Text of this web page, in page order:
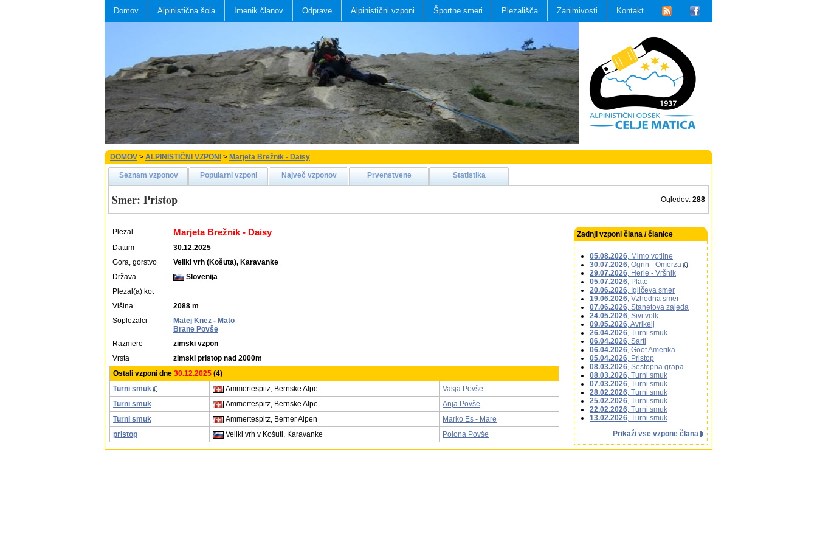
Domov Alpinistična šola Imenik članov Odprave Alpinistični vzponi Športne smeri Plezališča Zanimivosti Kontakt
DOMOV > ALPINISTIČNI VZPONI > Marjeta Brežnik - Daisy
Seznam vzponov Popularni vzponi Največ vzponov Prvenstvene Statistika
Smer: Pristop Ogledov: 288
Plezal Marjeta Brežnik - Daisy
Datum
30.12.2025
Gora, gorstvo
Veliki vrh (Košuta), Karavanke
Država
Slovenija
Plezal(a) kot
Višina
2088 m
Soplezalci
Matej Knez - Mato
Brane Povše
Razmere
zimski vzpon
Vrsta
zimski pristop nad 2000m
Ostali vzponi dne 30.12.2025 (4)
Turni smuk
Ammertespitz, Bernske Alpe
Vasja Povše
Turni smuk
Ammertespitz, Bernske Alpe
Anja Povše
Turni smuk
Ammertespitz, Berner Alpen
Marko Es - Mare
pristop
Veliki vrh v Košuti, Karavanke Polona Povše
Zadnji vzponi člana / članice
05.08.2026, Mimo votline
30.07.2026, Ogrin - Omerza
29.07.2026, Herle - Vršnik
05.07.2026, Plate
20.06.2026, Igličeva smer
19.06.2026, Vzhodna smer
07.06.2026, Stanetova zajeda
24.05.2026, Sivi volk
09.05.2026, Avrikelj
26.04.2026, Turni smuk
06.04.2026, Sarti
06.04.2026, Goot Amerika
05.04.2026, Pristop
08.03.2026, Sestopna grapa
08.03.2026, Turni smuk
07.03.2026, Turni smuk
28.02.2026, Turni smuk
25.02.2026, Turni smuk
22.02.2026, Turni smuk
13.02.2026, Turni smuk
Prikaži vse vzpone člana